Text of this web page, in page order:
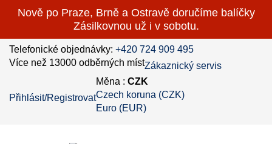
Nově po Praze, Brně a Ostravě doručíme balíčky
Zásilkovnou už i v sobotu.
Telefonické objednávky: +420 724 909 495
Více než 13000 odběrných místZákaznický servis
Přihlásit/Registrovat
Měna : CZK
Czech koruna (CZK)
Euro (EUR)